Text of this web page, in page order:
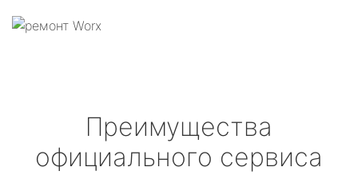
Преимущества
официального сервиса